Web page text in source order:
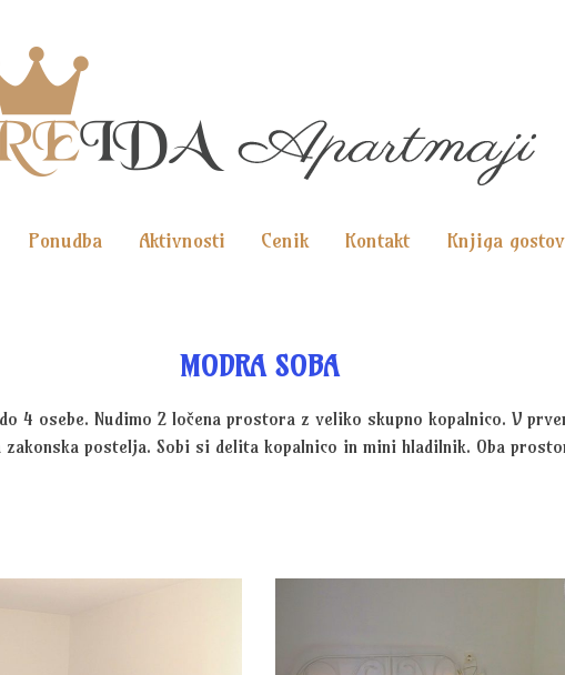
Ponudba Aktivnosti Cenik Kontakt Knjiga gostov
MODRA SOBA
4 osebe. Nudimo 2 ločena prostora z veliko skupno kopalnico. V
postelja. Sobi si delita kopalnico in mini hladilnik. Oba